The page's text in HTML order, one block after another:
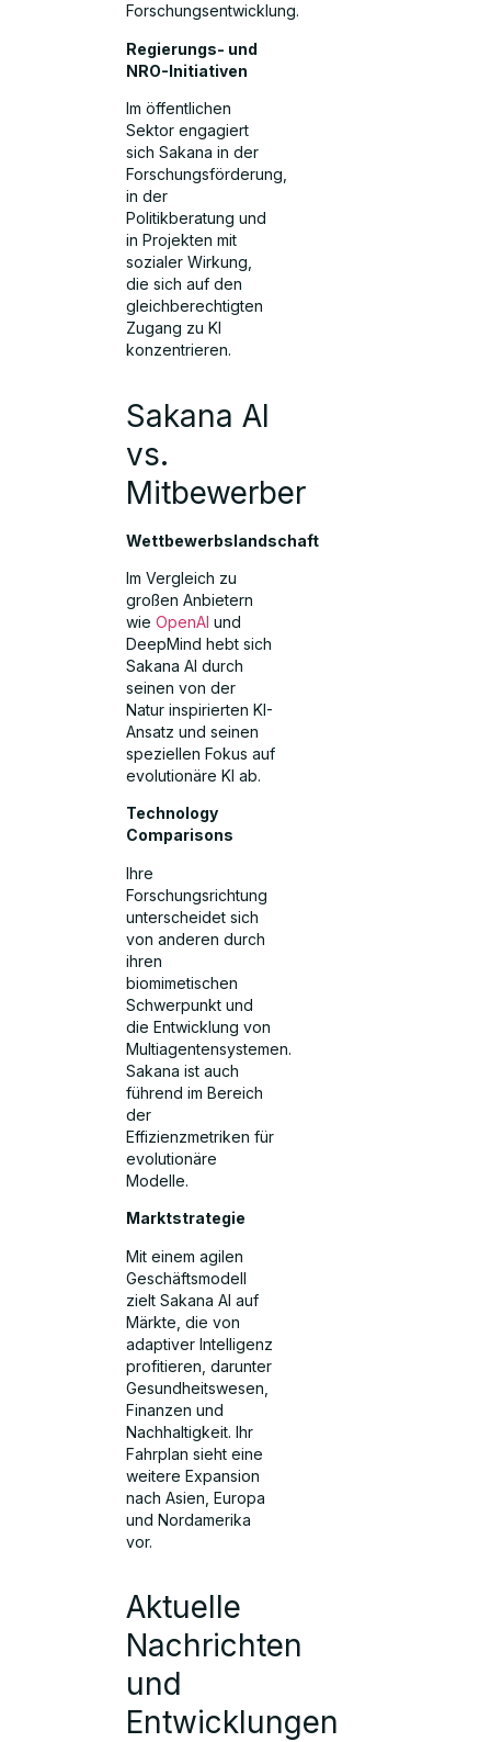
Forschungsentwicklung.
Regierungs- und
NRO-Initiativen
Im öffentlichen
Sektor engagiert
sich Sakana in der
Forschungsförderung,
in der
Politikberatung und
in Projekten mit
sozialer Wirkung,
die sich auf den
gleichberechtigten
Zugang zu KI
konzentrieren.
Sakana AI
vs.
Mitbewerber
Wettbewerbslandschaft
Im Vergleich zu
großen Anbietern
wieOpenAI und
DeepMind hebt sich
Sakana AI durch
seinen von der
Natur inspirierten KI-
Ansatz und seinen
speziellen Fokus auf
evolutionäre KI ab.
Technology
Comparisons
Ihre
Forschungsrichtung
unterscheidet sich
von anderen durch
ihren
biomimetischen
Schwerpunkt und
die Entwicklung von
Multiagentensystemen.
Sakana ist auch
führend im Bereich
der
Effizienzmetriken für
evolutionäre
Modelle.
Marktstrategie
Mit einem agilen
Geschäftsmodell
zielt Sakana AI auf
Märkte, die von
adaptiver Intelligenz
profitieren, darunter
Gesundheitswesen,
Finanzen und
Nachhaltigkeit. Ihr
Fahrplan sieht eine
weitere Expansion
nach Asien, Europa
und Nordamerika
vor.
Aktuelle
Nachrichten
und
Entwicklungen